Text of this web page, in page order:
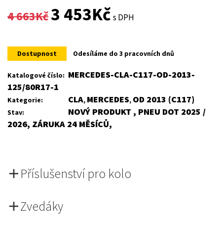
4 663Kč
Original
was:
4
663Kč.
3 453KčCurrent
is:
3
s DPH
Dostupnost Odesíláme do 3 pracovních dnů
Katalogové číslo: MERCEDES-CLA-C117-OD-2013-
125/80R17-1
Kategorie: CLA, MERCEDES, OD 2013 (C117)
Stav:
NOVÝ PRODUKT , PNEU DOT 2025 /
2026, ZÁRUKA 24 MĚSÍCŮ,
Příslušenství pro kolo
Zvedáky